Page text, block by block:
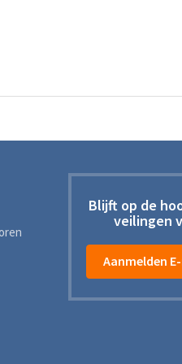
Blijft op de
veilingen
Aanmelden